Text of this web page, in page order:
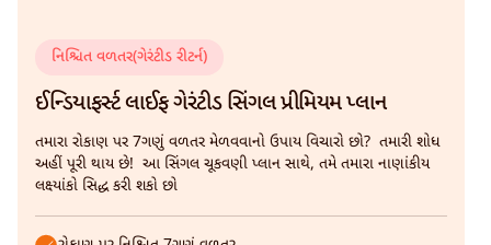
ઈન્ડિયાફર્સ્ટ લાઈફ ગેરંટીડ સિંગલ પ્રીમિયમ પ્લાન
નિશ્ચિત વળતર(ગેરંટીડ રીટર્ન)
તમારા રોકાણ પર 7ગણું વળતર મેળવવાનો ઉપાય વિચારો છો? તમારી શોધ
અહીં પૂરી થાય છે! આ સિંગલ ચૂકવણી પ્લાન સાથે, તમે તમારા નાણાંકીય
લક્ષ્યાંકો સિદ્ધ કરી શકો છો